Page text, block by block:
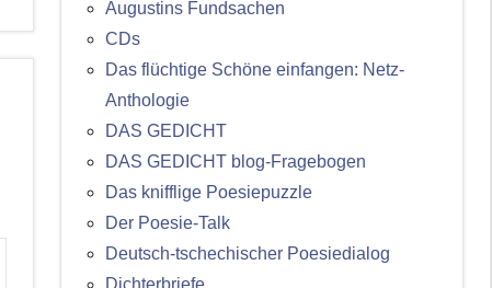
Augustins Fundsachen
CDs
Das flüchtige Schöne einfangen: Netz-
Anthologie
DAS GEDICHT
DAS GEDICHT blog-Fragebogen
Das knifflige Poesiepuzzle
Der Poesie-Talk
Deutsch-tschechischer Poesiedialog